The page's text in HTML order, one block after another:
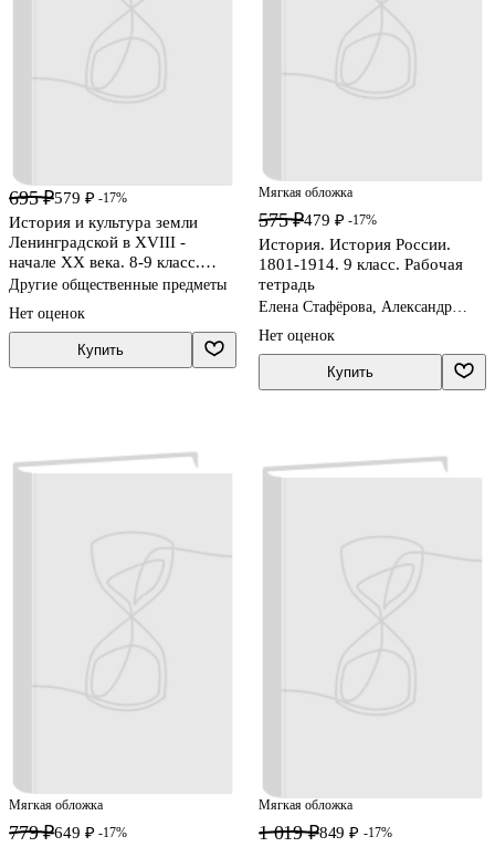
695 ₽579 ₽ -17%
История и культура земли
Ленинградской в ХVIII -
начале ХХ века. 8-9 класс.
Рабочая тетрадь
Другие общественные предметы
Нет оценок
Купить
Мягкая обложка
575 ₽479 ₽ -17%
История. История России.
1801-1914. 9 класс. Рабочая
тетрадь
Елена Стафёрова, Александр
Нет оценок
Купить
Мягкая обложка
779 ₽649 ₽ -17%
Мягкая обложка
1 019 ₽849 ₽ -17%